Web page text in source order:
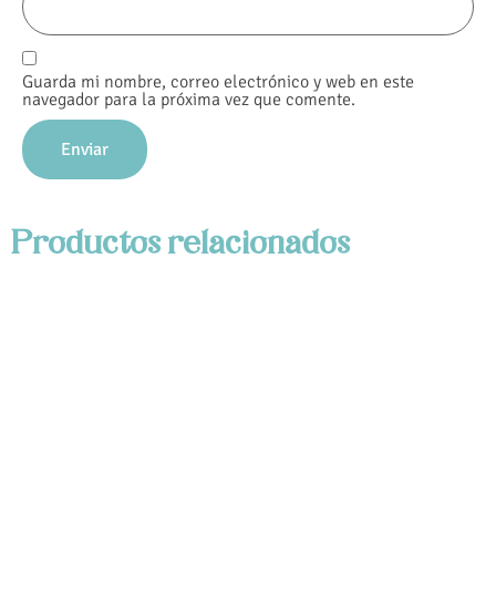
Guarda mi nombre, correo electrónico y web en este
navegador para la próxima vez que comente.
Productos relacionados